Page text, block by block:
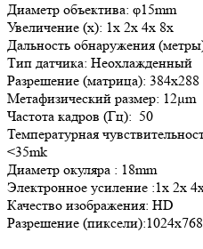
Диаметр объектива: φ15mm
Увеличение (x): 1x 2x 4x 8x
Дальность обнаружения
Тип датчика: Неохлажденный
Разрешение (матрица): 384x288
Метафизический размер: 12µm
Частота кадров (Гц): 50
Температурная
<35mk
Диаметр окуляра : 18mm
Электронное усиление :1x 2x
Качество изображения: HD
Разрешение (пиксели):1024x768